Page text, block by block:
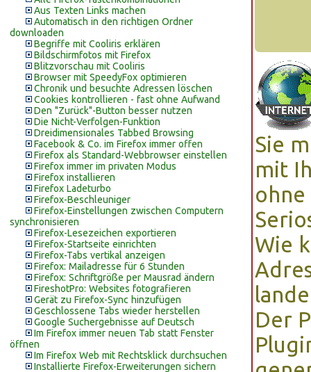
Aus Texten Links machen
Automatisch in den richtigen Ordner
downloaden
Begriffe mit Cooliris erklären
Bildschirmfotos mit Firefox
Blitzvorschau mit Cooliris
Browser mit SpeedyFox optimieren
Chronik und besuchte Adressen löschen
Cookies kontrollieren - fast ohne Aufwand
Den "Zurück"-Button besser nutzen
Die Nicht-Verfolgen-Funktion
Dreidimensionales Tabbed Browsing
Facebook & Co. im Firefox immer offen
Firefox als Standard-Webbrowser einstellen
Firefox immer im privaten Modus
Firefox installieren
Firefox Ladeturbo
Firefox-Beschleuniger
Firefox-Einstellungen zwischen Computern
synchronisieren
Firefox-Lesezeichen exportieren
Firefox-Startseite einrichten
Firefox-Tabs vertikal anzeigen
Firefox: Mailadresse für 6 Stunden
Firefox: Schriftgröße per Mausrad ändern
FireshotPro: Websites fotografieren
Gerät zu Firefox-Sync hinzufügen
Geschlossene Tabs wieder herstellen
Google Suchergebnisse auf Deutsch
Im Firefox immer neuen Tab statt Fenster
öffnen
Im Firefox Web mit Rechtsklick durchsuchen
Installierte Firefox-Erweiterungen sichern
Sie
mit
Wie
Der